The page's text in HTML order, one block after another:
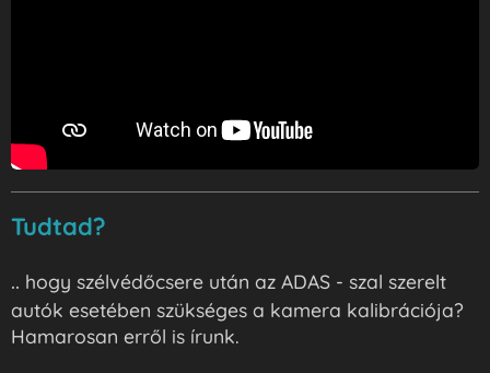
Tudtad?
.. hogy szélvédőcsere után az ADAS - szal szerelt
autók esetében szükséges a kamera kalibrációja?
Hamarosan erről is írunk.